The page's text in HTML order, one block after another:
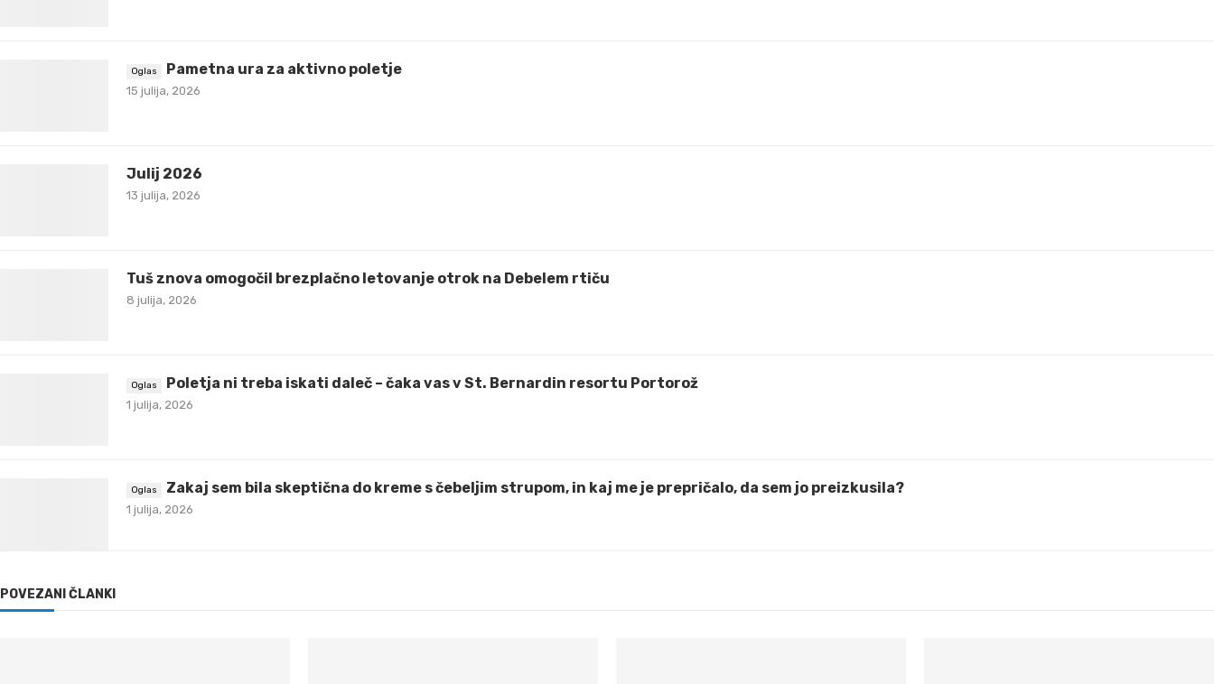
Pametna ura za aktivno poletje
15 julija, 2026
Julij 2026
13 julija, 2026
Tuš znova omogočil brezplačno letovanje otrok na Debelem rtiču
8 julija, 2026
Poletja ni treba iskati daleč – čaka vas v St. Bernardin resortu Portorož
1 julija, 2026
Zakaj sem bila skeptična do kreme s čebeljim strupom, in kaj me je prepričalo, da sem jo preizkusila?
1 julija, 2026
POVEZANI ČLANKI